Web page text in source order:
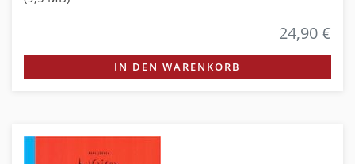
24,90 €
IN DEN WARENKORB